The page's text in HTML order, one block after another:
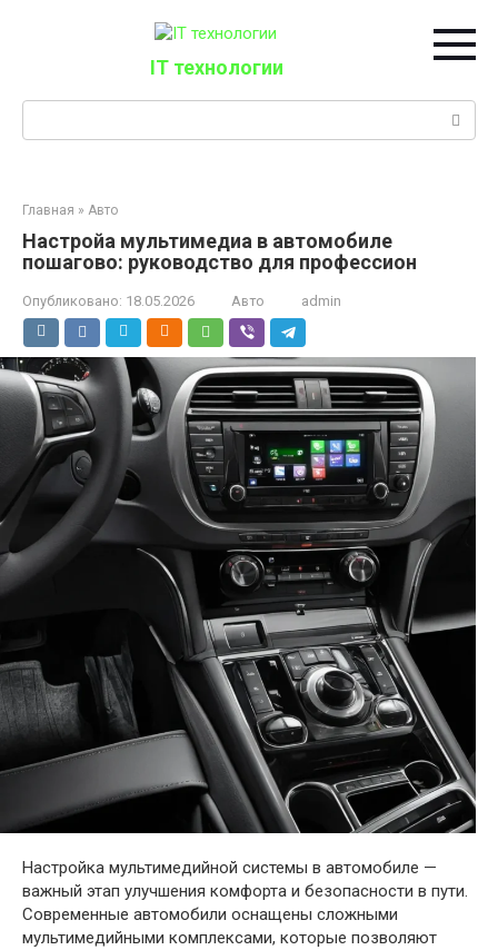
IT технологии
Главная » Авто
Настройа мультимедиа в автомобиле
пошагово: руководство для профессион
Опубликовано: 18.05.2026 Авто admin
Настройка мультимедийной системы в автомобиле —
важный этап улучшения комфорта и безопасности в пути.
Современные автомобили оснащены сложными
мультимедийными комплексами, которые позволяют